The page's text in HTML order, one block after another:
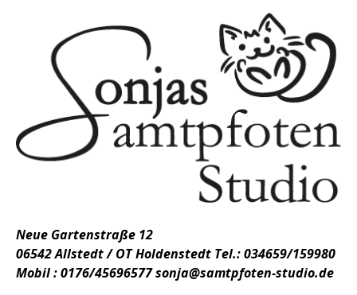
Neue Gartenstraße 12
06542 Allstedt / OT Holdenstedt Tel.: 034659/159980
Mobil : 0176/45696577sonja@samtpfoten-studio.de